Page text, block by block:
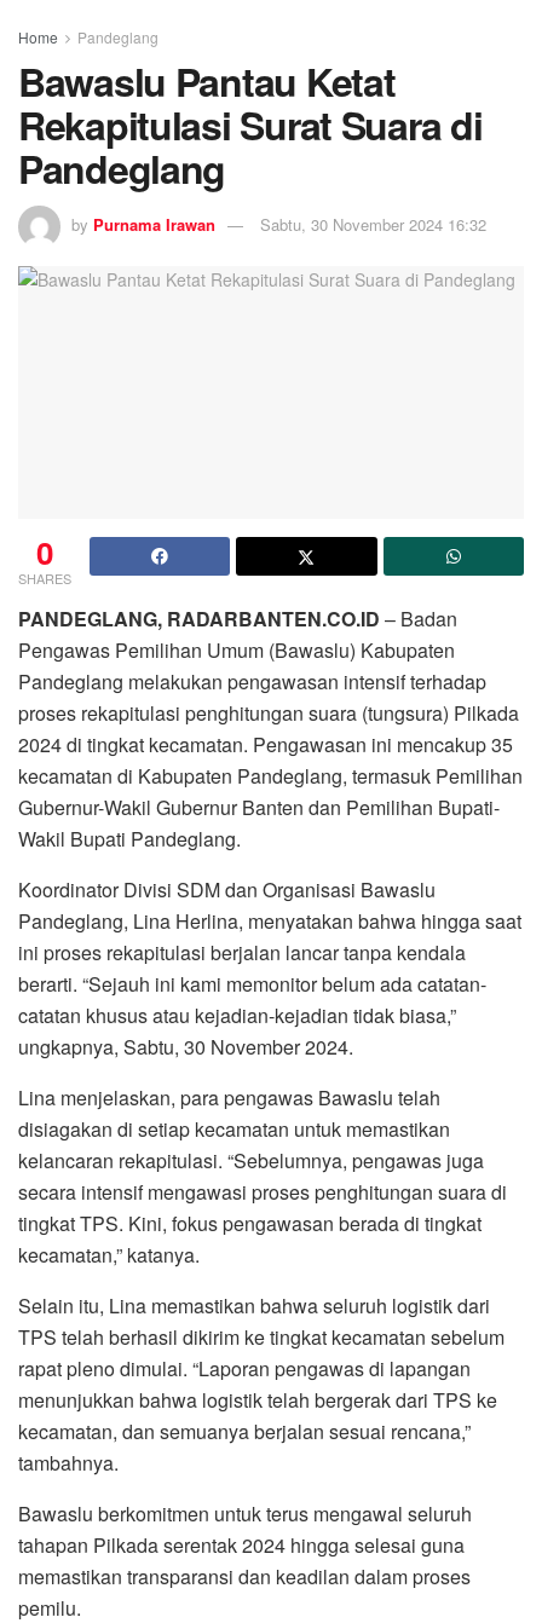
Home Pandeglang
Bawaslu Pantau Ketat
Rekapitulasi Surat Suara di
Pandeglang
by Purnama Irawan Sabtu, 30 November 2024 16:32
0
SHARES
PANDEGLANG, RADARBANTEN.CO.ID – Badan
Pengawas Pemilihan Umum (Bawaslu) Kabupaten
Pandeglang melakukan pengawasan intensif terhadap
proses rekapitulasi penghitungan suara (tungsura) Pilkada
2024 di tingkat kecamatan. Pengawasan ini mencakup 35
kecamatan di Kabupaten Pandeglang, termasuk Pemilihan
Gubernur-Wakil Gubernur Banten dan Pemilihan Bupati-
Wakil Bupati Pandeglang.
Koordinator Divisi SDM dan Organisasi Bawaslu
Pandeglang, Lina Herlina, menyatakan bahwa hingga saat
ini proses rekapitulasi berjalan lancar tanpa kendala
berarti. “Sejauh ini kami memonitor belum ada catatan-
catatan khusus atau kejadian-kejadian tidak biasa,”
ungkapnya, Sabtu, 30 November 2024.
Lina menjelaskan, para pengawas Bawaslu telah
disiagakan di setiap kecamatan untuk memastikan
kelancaran rekapitulasi. “Sebelumnya, pengawas juga
secara intensif mengawasi proses penghitungan suara di
tingkat TPS. Kini, fokus pengawasan berada di tingkat
kecamatan,” katanya.
Selain itu, Lina memastikan bahwa seluruh logistik dari
TPS telah berhasil dikirim ke tingkat kecamatan sebelum
rapat pleno dimulai. “Laporan pengawas di lapangan
menunjukkan bahwa logistik telah bergerak dari TPS ke
kecamatan, dan semuanya berjalan sesuai rencana,”
tambahnya.
Bawaslu berkomitmen untuk terus mengawal seluruh
tahapan Pilkada serentak 2024 hingga selesai guna
memastikan transparansi dan keadilan dalam proses
pemilu.